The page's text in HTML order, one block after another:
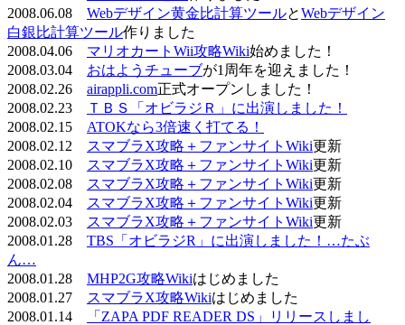
2008.06.08 Webデザイン黄金比計算ツールとWebデザイン
白銀比計算ツール作りました
2008.04.06 マリオカートWii攻略Wiki始めました！
2008.03.04 おはようチューブが1周年を迎えました！
2008.02.26 airappli.com正式オープンしました！
2008.02.23
ＴＢＳ「オビラジＲ」に出演しました！
2008.02.15 ATOKなら3倍速く打てる！
2008.02.12
スマブラX攻略＋ファンサイトWiki更新
2008.02.10
スマブラX攻略＋ファンサイトWiki更新
2008.02.08
スマブラX攻略＋ファンサイトWiki更新
2008.02.04
スマブラX攻略＋ファンサイトWiki更新
2008.02.03
スマブラX攻略＋ファンサイトWiki更新
2008.01.28 TBS「オビラジR」に出演しました！…たぶ
ん…
2008.01.28 MHP2G攻略Wikiはじめました
2008.01.27
スマブラX攻略Wikiはじめました
2008.01.14
「ZAPA PDF READER DS」リリースしまし